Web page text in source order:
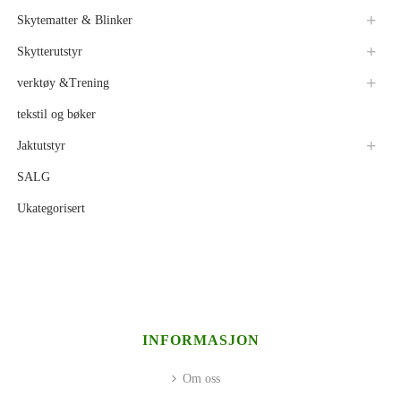
Skytematter & Blinker
Skytterutstyr
verktøy &Trening
tekstil og bøker
Jaktutstyr
SALG
Ukategorisert
INFORMASJON
Om oss